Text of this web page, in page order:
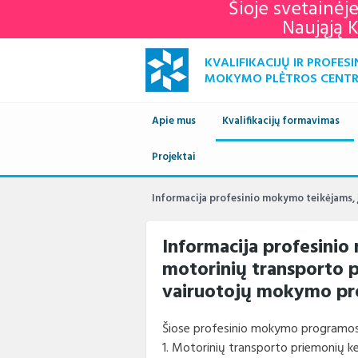
Šioje
Naująją
KVALIFIKACIJŲ IR
MOKYMO PLĖTROS
Apie mus
Naujienos
Apie mus
Struktūra ir kontaktai
Paslaugos
Teisės aktai
Kvalifikacijų formavimas
Standartai
Naudingos nuorodos
Terminų žodynas
Projektai
Vykdomi projektai
Informacija profesinio mokymo
Informacija
motorinių transporto
vairuotojų mokymo
Šiose profesinio mokymo
1. Motorinių transporto priemonių